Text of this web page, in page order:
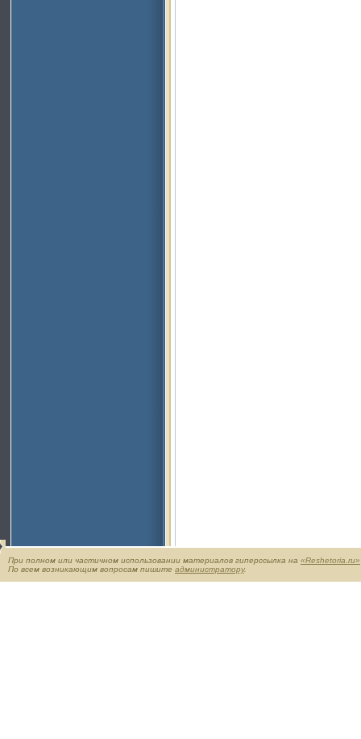
При полном или частичном использовании материалов гиперссылка на «Reshetoria.ru»
По всем возникающим вопросам пишите администратору.